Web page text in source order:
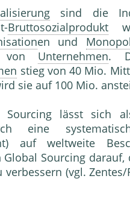
sind die
Bruttosozialprodukt
en und Monopol
von Unternehmen.
stieg von 40 Mio.
sie auf 100 Mio.
lässt sich
eine
auf weltweite
Global Sourcing
(vgl. Zentes/